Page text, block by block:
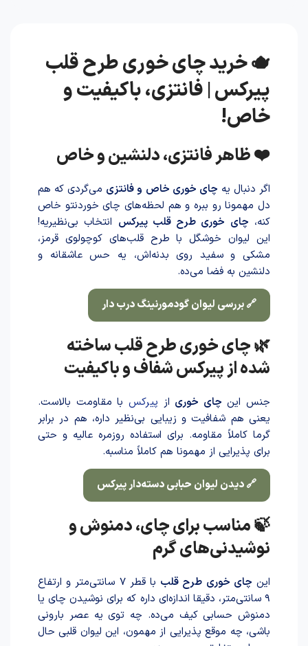
🫖 خرید چای خوری طرح قلب
پیرکس | فانتزی، باکیفیت و
خاص!
❤️ ظاهر فانتزی، دلنشین و خاص
اگر دنبال یه چای خوری خاص و فانتزی می‌گردی که هم
دل مهمونا رو ببره و هم لحظه‌های چای خوردنتو خاص
کنه، چای خوری طرح قلب پیرکس انتخاب بی‌نظیریه!
این لیوان خوشگل با طرح قلب‌های کوچولوی قرمز،
مشکی و سفید روی بدنه‌اش، یه حس عاشقانه و
دلنشین به فضا می‌ده.
🔗 بررسی لیوان گودمورنینگ درب دار
🌿 چای خوری طرح قلب ساخته
شده از پیرکس شفاف و باکیفیت
جنس این چای‌ خوری از پیرکس با مقاومت بالاست.
یعنی هم شفافیت و زیبایی بی‌نظیر داره، هم در برابر
گرما کاملاً مقاومه. برای استفاده روزمره عالیه و حتی
برای پذیرایی از مهمونا هم کاملاً مناسبه.
🔗 دیدن لیوان حبابی دسته‌دار پیرکس
🍃 مناسب برای چای، دمنوش و
نوشیدنی‌های گرم
این چای خوری طرح قلب
با قطر ۷ سانتی‌متر و ارتفاع
۹ سانتی‌متر، دقیقا اندازه‌ای داره که برای نوشید‌ن چای یا
دمنوش حسابی کیف می‌ده. چه توی یه عصر بارونی
باشی، چه موقع پذیرایی از مهمون، این لیوان قلبی حال